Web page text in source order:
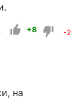
+8 -2
на